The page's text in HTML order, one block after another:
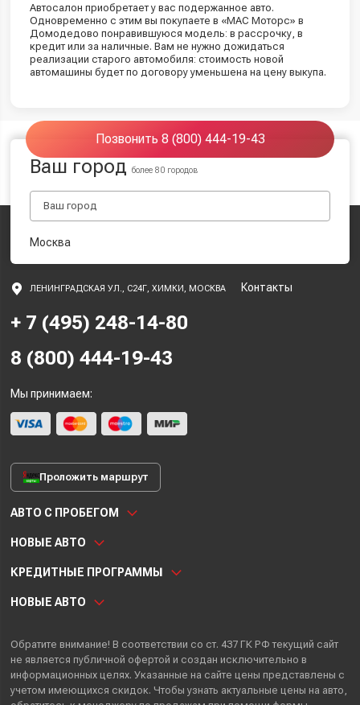
Автосалон приобретает у вас подержанное авто.
Одновременно с этим вы покупаете в «МАС Моторс» в
Домодедово понравившуюся модель: в рассрочку, в
кредит или за наличные. Вам не нужно дожидаться
реализации старого автомобиля: стоимость новой
автомашины будет по договору уменьшена на цену выкупа.
Позвонить 8 (800) 444-19-43
Ваш городболее 80 городов
Москва
ЛЕНИНГРАДСКАЯ УЛ., С24Г, ХИМКИ, МОСКВА Контакты
+ 7 (495) 248-14-80
8 (800) 444-19-43
Мы принимаем:
Проложить маршрут
АВТО С ПРОБЕГОМ
НОВЫЕ АВТО
КРЕДИТНЫЕ ПРОГРАММЫ
НОВЫЕ АВТО
Обратите внимание! В соответствии со ст. 437 ГК РФ текущий сайт
не является публичной офертой и создан исключительно в
информационных целях. Указанные на сайте цены представлены с
учетом имеющихся скидок. Чтобы узнать актуальные цены на авто,